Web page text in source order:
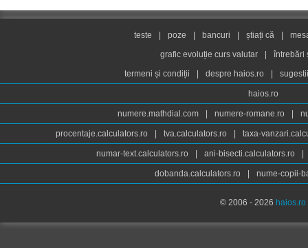
teste poze bancuri știați că
grafic evoluție curs valutar
întrebări
termeni și condiții
despre haios.ro
haios.ro
numere.mathdial.com numere-romane.ro
procentaje.calculators.ro tva.calculators.ro taxa-
numar-text.calculators.ro ani-bisecti.calculators.ro
dobanda.calculators.ro nume-copii-
© 2006 - 2026 haios.ro